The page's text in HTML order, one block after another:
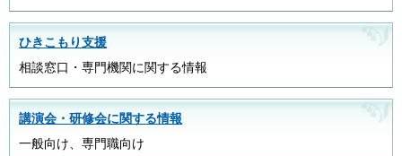
ひきこもり支援
相談窓口・専門機関に関する情報
講演会・研修会に関する情報
一般向け、専門職向け